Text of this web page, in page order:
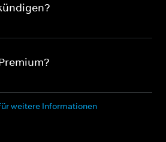
weitere Informationen